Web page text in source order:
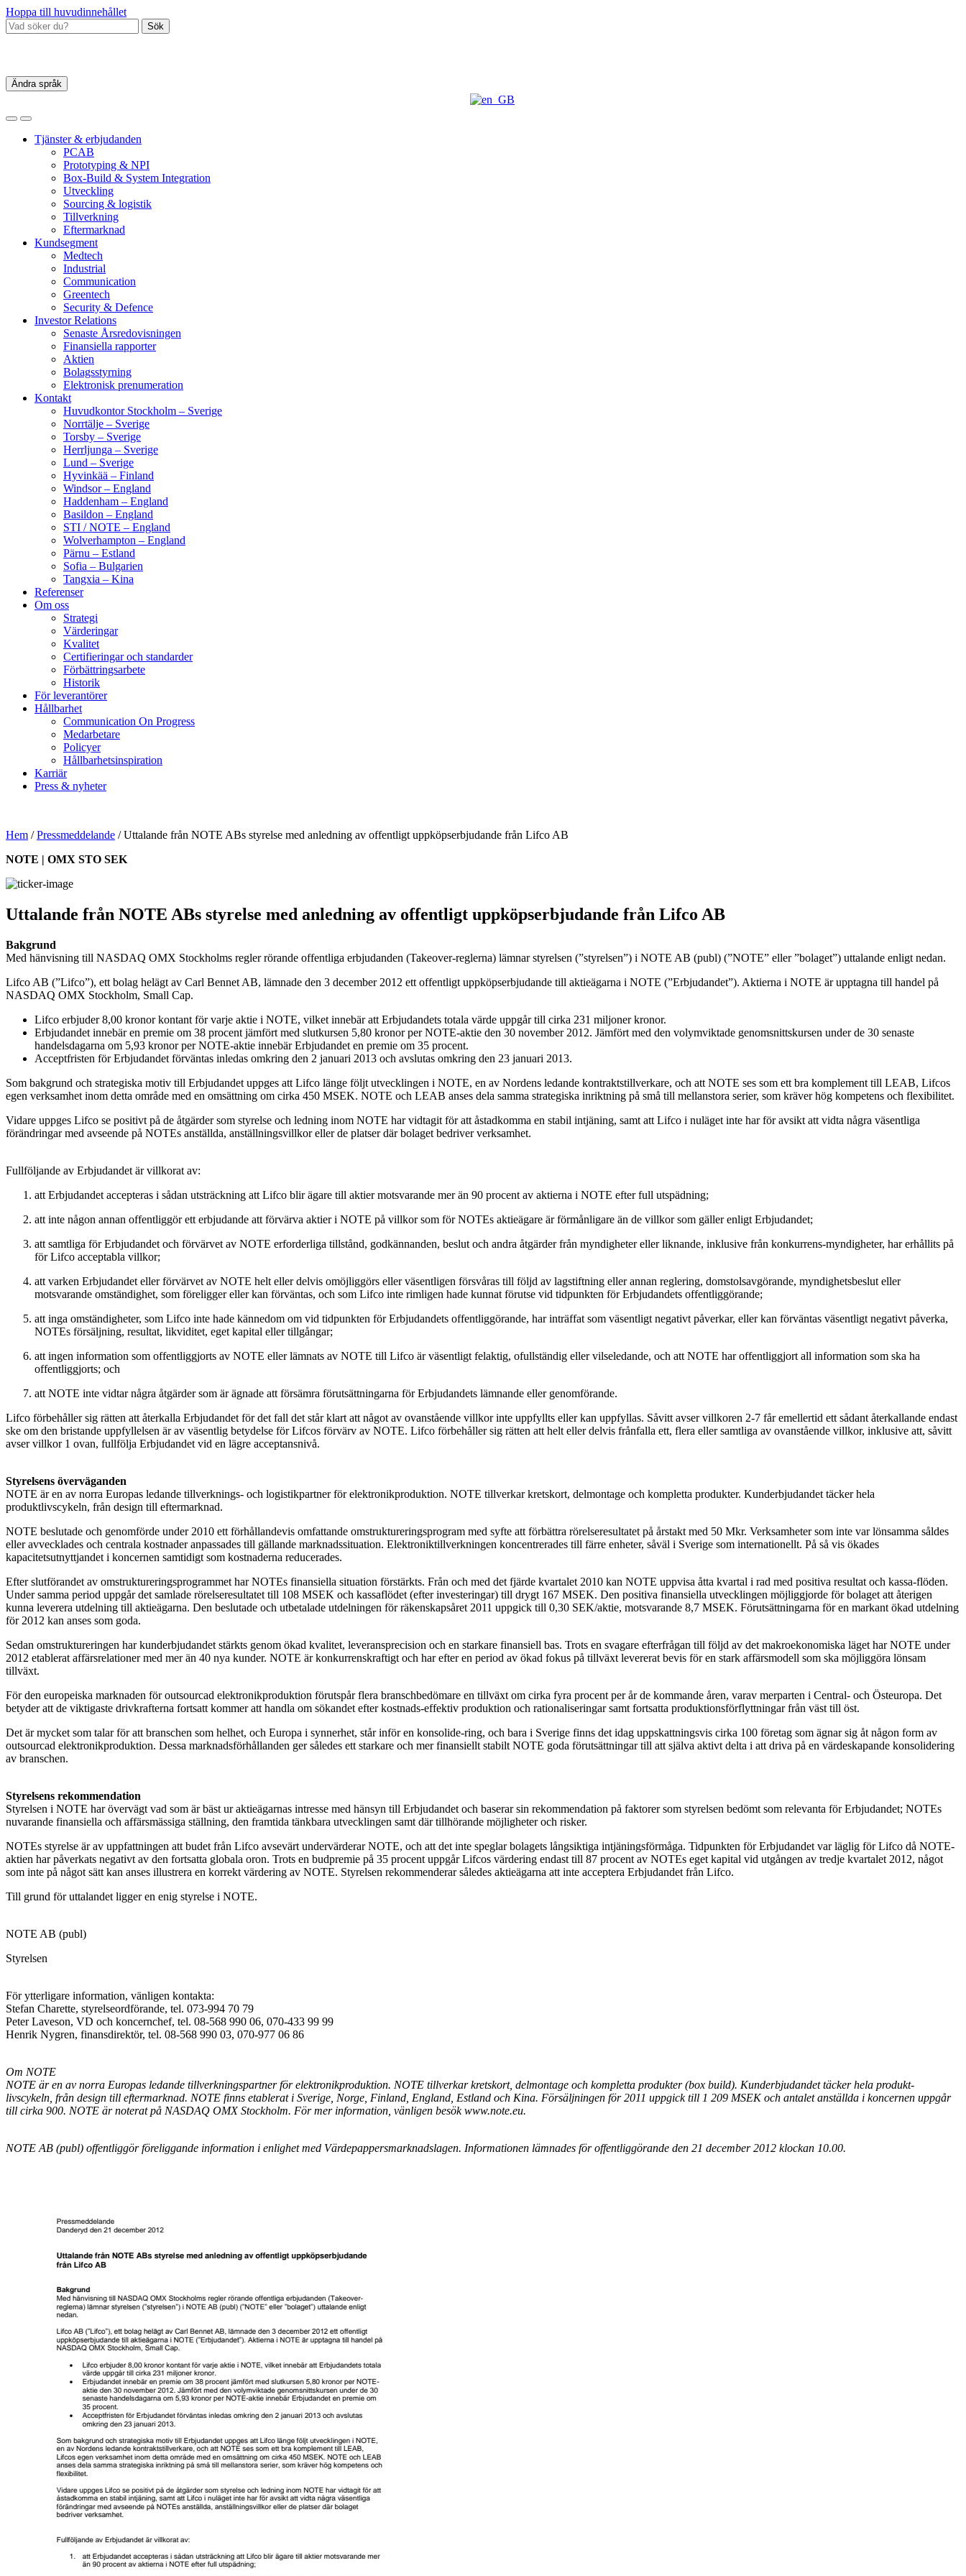
Hoppa till huvudinnehållet
Sök
Ändra språk
Tjänster & erbjudanden
PCAB
Prototyping & NPI
Box‑Build & System Integration
Utveckling
Sourcing & logistik
Tillverkning
Eftermarknad
Kundsegment
Medtech
Industrial
Communication
Greentech
Security & Defence
Investor Relations
Senaste Årsredovisningen
Finansiella rapporter
Aktien
Bolagsstyrning
Elektronisk prenumeration
Kontakt
Huvudkontor Stockholm – Sverige
Norrtälje – Sverige
Torsby – Sverige
Herrljunga – Sverige
Lund – Sverige
Hyvinkää – Finland
Windsor – England
Haddenham – England
Basildon – England
STI / NOTE – England
Wolverhampton – England
Pärnu – Estland
Sofia – Bulgarien
Tangxia – Kina
Referenser
Om oss
Strategi
Värderingar
Kvalitet
Certifieringar och standarder
Förbättringsarbete
Historik
För leverantörer
Hållbarhet
Communication On Progress
Medarbetare
Policyer
Hållbarhetsinspiration
Karriär
Press & nyheter
Hem /Pressmeddelande /Uttalande från NOTE ABs styrelse med anledning av offentligt uppköpserbjudande från Lifco AB
NOTE | OMX STO SEK
Uttalande från NOTE ABs styrelse med anledning av offentligt uppköpserbjudande från Lifco AB
Bakgrund
Med hänvisning till NASDAQ OMX Stockholms regler rörande offentliga erbjudanden (Takeover-reglerna) lämnar styrelsen (”styrelsen”) i NOTE AB (publ) (”NOTE” eller ”bolaget”) uttalande enligt nedan.
Lifco AB (”Lifco”), ett bolag helägt av Carl Bennet AB, lämnade den 3 december 2012 ett offentligt uppköpserbjudande till aktieägarna i NOTE (”Erbjudandet”). Aktierna i NOTE är upptagna till handel på
NASDAQ OMX Stockholm, Small Cap.
Lifco erbjuder 8,00 kronor kontant för varje aktie i NOTE, vilket innebär att Erbjudandets totala värde uppgår till cirka 231 miljoner kronor.
Erbjudandet innebär en premie om 38 procent jämfört med slutkursen 5,80 kronor per NOTE-aktie den 30 november 2012. Jämfört med den volymviktade genomsnittskursen under de 30 senaste
handelsdagarna om 5,93 kronor per NOTE-aktie innebär Erbjudandet en premie om 35 procent.
Acceptfristen för Erbjudandet förväntas inledas omkring den 2 januari 2013 och avslutas omkring den 23 januari 2013.
Som bakgrund och strategiska motiv till Erbjudandet uppges att Lifco länge följt utvecklingen i NOTE, en av Nordens ledande kontraktstillverkare, och att NOTE ses som ett bra komplement till LEAB, Lifcos
egen verksamhet inom detta område med en omsättning om cirka 450 MSEK. NOTE och LEAB anses dela samma strategiska inriktning på små till mellanstora serier, som kräver hög kompetens och flexibilitet.
Vidare uppges Lifco se positivt på de åtgärder som styrelse och ledning inom NOTE har vidtagit för att åstadkomma en stabil intjäning, samt att Lifco i nuläget inte har för avsikt att vidta några väsentliga
förändringar med avseende på NOTEs anställda, anställningsvillkor eller de platser där bolaget bedriver verksamhet.
Fullföljande av Erbjudandet är villkorat av:
att Erbjudandet accepteras i sådan utsträckning att Lifco blir ägare till aktier motsvarande mer än 90 procent av aktierna i NOTE efter full utspädning;
att inte någon annan offentliggör ett erbjudande att förvärva aktier i NOTE på villkor som för NOTEs aktieägare är förmånligare än de villkor som gäller enligt Erbjudandet;
att samtliga för Erbjudandet och förvärvet av NOTE erforderliga tillstånd, godkännanden, beslut och andra åtgärder från myndigheter eller liknande, inklusive från konkurrens-myndigheter, har erhållits på
för Lifco acceptabla villkor;
att varken Erbjudandet eller förvärvet av NOTE helt eller delvis omöjliggörs eller väsentligen försvåras till följd av lagstiftning eller annan reglering, domstolsavgörande, myndighetsbeslut eller
motsvarande omständighet, som föreligger eller kan förväntas, och som Lifco inte rimligen hade kunnat förutse vid tidpunkten för Erbjudandets offentliggörande;
att inga omständigheter, som Lifco inte hade kännedom om vid tidpunkten för Erbjudandets offentliggörande, har inträffat som väsentligt negativt påverkar, eller kan förväntas väsentligt negativt påverka,
NOTEs försäljning, resultat, likviditet, eget kapital eller tillgångar;
att ingen information som offentliggjorts av NOTE eller lämnats av NOTE till Lifco är väsentligt felaktig, ofullständig eller vilseledande, och att NOTE har offentliggjort all information som ska ha
offentliggjorts; och
att NOTE inte vidtar några åtgärder som är ägnade att försämra förutsättningarna för Erbjudandets lämnande eller genomförande.
Lifco förbehåller sig rätten att återkalla Erbjudandet för det fall det står klart att något av ovanstående villkor inte uppfyllts eller kan uppfyllas. Såvitt avser villkoren 2-7 får emellertid ett sådant återkallande endast
ske om den bristande uppfyllelsen är av väsentlig betydelse för Lifcos förvärv av NOTE. Lifco förbehåller sig rätten att helt eller delvis frånfalla ett, flera eller samtliga av ovanstående villkor, inklusive att, såvitt
avser villkor 1 ovan, fullfölja Erbjudandet vid en lägre acceptansnivå.
Styrelsens överväganden
NOTE är en av norra Europas ledande tillverknings- och logistikpartner för elektronikproduktion. NOTE tillverkar kretskort, delmontage och kompletta produkter. Kunderbjudandet täcker hela
produktlivscykeln, från design till eftermarknad.
NOTE beslutade och genomförde under 2010 ett förhållandevis omfattande omstruktureringsprogram med syfte att förbättra rörelseresultatet på årstakt med 50 Mkr. Verksamheter som inte var lönsamma såldes
eller avvecklades och centrala kostnader anpassades till gällande marknadssituation. Elektroniktillverkningen koncentrerades till färre enheter, såväl i Sverige som internationellt. På så vis ökades
kapacitetsutnyttjandet i koncernen samtidigt som kostnaderna reducerades.
Efter slutförandet av omstruktureringsprogrammet har NOTEs finansiella situation förstärkts. Från och med det fjärde kvartalet 2010 kan NOTE uppvisa åtta kvartal i rad med positiva resultat och kassa-flöden.
Under samma period uppgår det samlade rörelseresultatet till 108 MSEK och kassaflödet (efter investeringar) till drygt 167 MSEK. Den positiva finansiella utvecklingen möjliggjorde för bolaget att återigen
kunna leverera utdelning till aktieägarna. Den beslutade och utbetalade utdelningen för räkenskapsåret 2011 uppgick till 0,30 SEK/aktie, motsvarande 8,7 MSEK. Förutsättningarna för en markant ökad utdelning
för 2012 kan anses som goda.
Sedan omstruktureringen har kunderbjudandet stärkts genom ökad kvalitet, leveransprecision och en starkare finansiell bas. Trots en svagare efterfrågan till följd av det makroekonomiska läget har NOTE under
2012 etablerat affärsrelationer med mer än 40 nya kunder. NOTE är konkurrenskraftigt och har efter en period av ökad fokus på tillväxt levererat bevis för en stark affärsmodell som ska möjliggöra lönsam
tillväxt.
För den europeiska marknaden för outsourcad elektronikproduktion förutspår flera branschbedömare en tillväxt om cirka fyra procent per år de kommande åren, varav merparten i Central- och Östeuropa. Det
betyder att de viktigaste drivkrafterna fortsatt kommer att handla om sökandet efter kostnads-effektiv produktion och rationaliseringar samt fortsatta produktionsförflyttningar från väst till öst.
Det är mycket som talar för att branschen som helhet, och Europa i synnerhet, står inför en konsolide-ring, och bara i Sverige finns det idag uppskattningsvis cirka 100 företag som ägnar sig åt någon form av
outsourcad elektronikproduktion. Dessa marknadsförhållanden ger således ett starkare och mer finansiellt stabilt NOTE goda förutsättningar till att själva aktivt delta i att driva på en värdeskapande konsolidering
av branschen.
Styrelsens rekommendation
Styrelsen i NOTE har övervägt vad som är bäst ur aktieägarnas intresse med hänsyn till Erbjudandet och baserar sin rekommendation på faktorer som styrelsen bedömt som relevanta för Erbjudandet; NOTEs
nuvarande finansiella och affärsmässiga ställning, den framtida tänkbara utvecklingen samt där tillhörande möjligheter och risker.
NOTEs styrelse är av uppfattningen att budet från Lifco avsevärt undervärderar NOTE, och att det inte speglar bolagets långsiktiga intjäningsförmåga. Tidpunkten för Erbjudandet var läglig för Lifco då NOTE-
aktien har påverkats negativt av den fortsatta globala oron. Trots en budpremie på 35 procent uppgår Lifcos värdering endast till 87 procent av NOTEs eget kapital vid utgången av tredje kvartalet 2012, något
som inte på något sätt kan anses illustrera en korrekt värdering av NOTE. Styrelsen rekommenderar således aktieägarna att inte acceptera Erbjudandet från Lifco.
Till grund för uttalandet ligger en enig styrelse i NOTE.
NOTE AB (publ)
Styrelsen
För ytterligare information, vänligen kontakta:
Stefan Charette, styrelseordförande, tel. 073-994 70 79
Peter Laveson, VD och koncernchef, tel. 08-568 990 06, 070-433 99 99
Henrik Nygren, finansdirektör, tel. 08-568 990 03, 070-977 06 86
Om NOTE
NOTE är en av norra Europas ledande tillverkningspartner för elektronikproduktion. NOTE tillverkar kretskort, delmontage och kompletta produkter (box build). Kunderbjudandet täcker hela produkt-
livscykeln, från design till eftermarknad. NOTE finns etablerat i Sverige, Norge, Finland, England, Estland och Kina. Försäljningen för 2011 uppgick till 1 209 MSEK och antalet anställda i koncernen uppgår
till cirka 900. NOTE är noterat på NASDAQ OMX Stockholm. För mer information, vänligen besök www.note.eu.
NOTE AB (publ) offentliggör föreliggande information i enlighet med Värdepappersmarknadslagen. Informationen lämnades för offentliggörande den 21 december 2012 klockan 10.00.